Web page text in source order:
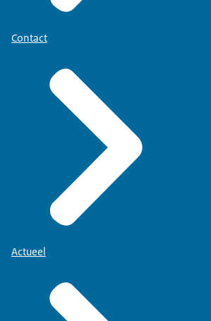
Contact
Actueel